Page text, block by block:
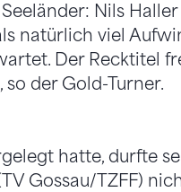
Nils Haller
natürlich viel
Der Recktitel
der Gold-Turner.
hatte, durfte
Gossau/TZFF)